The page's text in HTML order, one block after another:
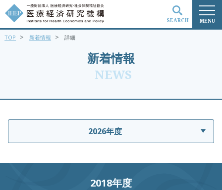
MENU
SEARCH
新着情報
NEWS
TOP > 新着情報 > 詳細
2026年度
2018年度